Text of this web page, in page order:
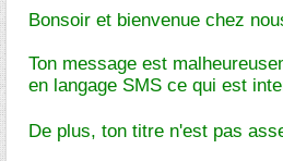
Bonsoir et bienvenue chez
Ton message est
en langage SMS ce qui est
De plus, ton titre n'est pas